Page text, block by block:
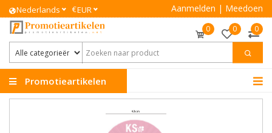
Nederlands €EUR Aanmelden | Meedoen
0 0 0
Promotieartikelen